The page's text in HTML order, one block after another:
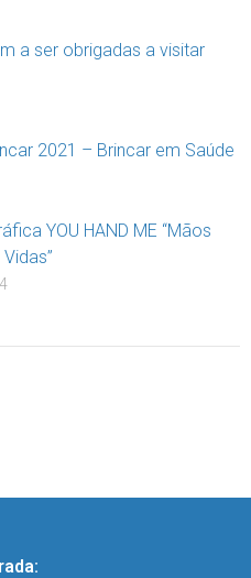
a ser obrigadas a visitar
2021 – Brincar em Saúde
YOU HAND ME “Mãos